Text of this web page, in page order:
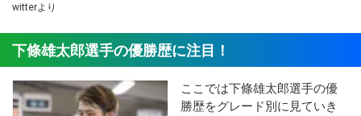
witterより
下條雄太郎選手の優勝歴に注目！
ここでは下條雄太郎選手の優
勝歴をグレード別に見ていき